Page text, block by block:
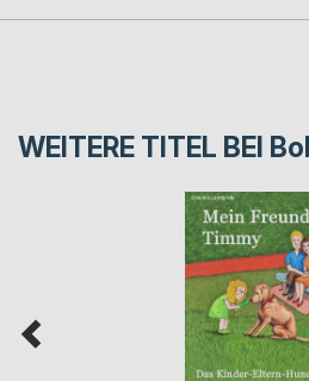
WEITERE TITEL BEI